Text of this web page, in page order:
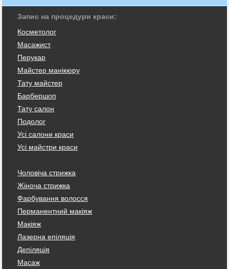
Запис на процедури краси:
Косметолог
Масажист
Перукар
Майстер манікюру
Тату майстер
Барбершоп
Тату салон
Подолог
Усі салони краси
Усі майстри краси
Чоловіча стрижка
Жіноча стрижка
Фарбування волосся
Перманентний макіяж
Макіяж
Лазерна епіляція
Депіляція
Масаж